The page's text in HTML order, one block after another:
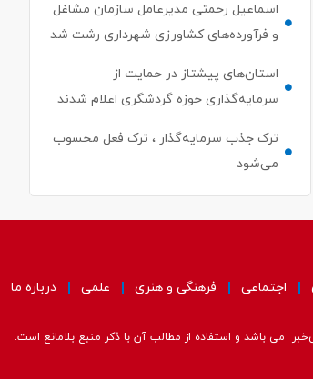
اسماعیل رحمتی مدیرعامل سازمان مشاغل
و فرآورده‌های کشاورزی شهرداری رشت شد
استان‌های پیشتاز در حمایت از
سرمایه‌گذاری حوزه گردشگری اعلام شدند
ترک جذب سرمایه‌گذار ، ترک فعل محسوب
می‌شود
اجتماعی فرهنگی و هنری علمی درباره ما
می باشد و استفاده از مطالب آن با ذکر منبع بلامانع است.